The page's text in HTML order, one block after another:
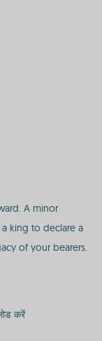
A minor
king to declare a
of your bearers.
करें